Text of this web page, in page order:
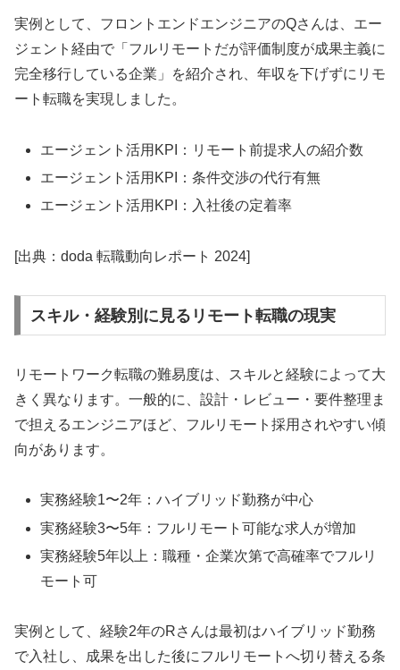
実例として、フロントエンドエンジニアのQさんは、エー
ジェント経由で「フルリモートだが評価制度が成果主義に
完全移行している企業」を紹介され、年収を下げずにリモ
ート転職を実現しました。
エージェント活用KPI：リモート前提求人の紹介数
エージェント活用KPI：条件交渉の代行有無
エージェント活用KPI：入社後の定着率
[出典：doda 転職動向レポート 2024]
スキル・経験別に見るリモート転職の現実
リモートワーク転職の難易度は、スキルと経験によって大
きく異なります。一般的に、設計・レビュー・要件整理ま
で担えるエンジニアほど、フルリモート採用されやすい傾
向があります。
実務経験1〜2年：ハイブリッド勤務が中心
実務経験3〜5年：フルリモート可能な求人が増加
実務経験5年以上：職種・企業次第で高確率でフルリ
モート可
実例として、経験2年のRさんは最初はハイブリッド勤務
で入社し、成果を出した後にフルリモートへ切り替える条